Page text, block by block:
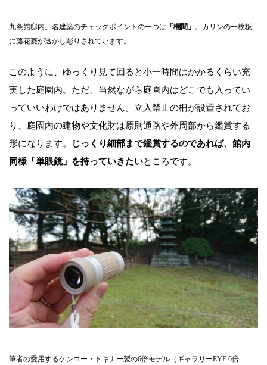
九条館邸内。名建築のチェックポイントの一つは 「欄間」 。カリンの一枚板
に藤花菱が透かし彫りされています。
このように、ゆっくり見て回ると小一時間はかかるくらい充
実した庭園内。ただ、当然ながら庭園内はどこでも入ってい
っていいわけではありません。立入禁止の柵が設置されてお
り、庭園内の建物や文化財は原則通路や外周部から鑑賞する
形になります。
じっくり細部まで鑑賞するのであれば、館内
同様「単眼鏡」を持っていきたいところです。
筆者の愛用するケンコー・トキナー製の6倍モデル（ギャラリーEYE 6倍